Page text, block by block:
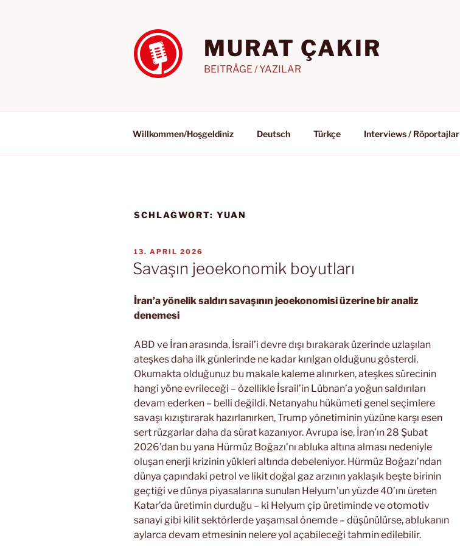
MURAT ÇAKIR
BEITRÄGE / YAZILAR
Willkommen/Hoşgeldiniz Deutsch Türkçe Interviews / Röportajlar
SCHLAGWORT: YUAN
VERÖFFENTLICHT
AM
13. APRIL 2026
Savaşın jeoekonomik boyutları
İran’a yönelik saldırı savaşının jeoekonomisi üzerine bir analiz
denemesi
ABD ve İran arasında, İsrail’i devre dışı bırakarak üzerinde uzlaşılan
ateşkes daha ilk günlerinde ne kadar kırılgan olduğunu gösterdi.
Okumakta olduğunuz bu makale kaleme alınırken, ateşkes sürecinin
hangi yöne evrileceği – özellikle İsrail’in Lübnan’a yoğun saldırıları
devam ederken – belli değildi. Netanyahu hükümeti genel seçimlere
savaşı kızıştırarak hazırlanırken, Trump yönetiminin yüzüne karşı esen
sert rüzgarlar daha da sürat kazanıyor. Avrupa ise, İran’ın 28 Şubat
2026’dan bu yana Hürmüz Boğazı’nı abluka altına alması nedeniyle
oluşan enerji krizinin yükleri altında debeleniyor. Hürmüz Boğazı’ndan
dünya çapındaki petrol ve likit doğal gaz arzının yaklaşık beşte birinin
geçtiği ve dünya piyasalarına sunulan Helyum’un yüzde 40’ını üreten
Katar’da üretimin durduğu – ki Helyum çip üretiminde ve otomotiv
sanayi gibi kilit sektörlerde yaşamsal önemde – düşünülürse, ablukanın
aylarca devam etmesinin nelere yol açabileceği tahmin edilebilir.